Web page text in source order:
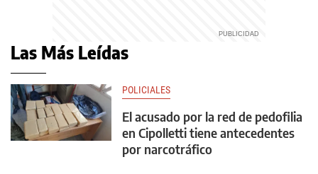
Las Más Leídas
POLICIALES
El acusado por la red de pedofilia
en Cipolletti tiene antecedentes
por narcotráfico